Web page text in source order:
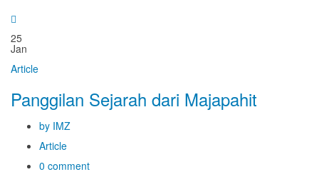
25
Jan
Article
Panggilan Sejarah dari Majapahit
by IMZ
Article
0 comment